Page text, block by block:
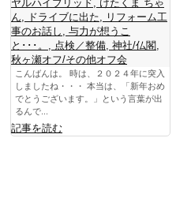
ヤルハイブリッド
けたくま ちゃ
ん
ドライブに出た
リフォーム工
事のお話し
与力が想うこ
と･･･。
点検／整備 神社/仏閣
秋ヶ瀬オフ/その他オフ会
こんばんは。 時は、２０２４年に突入
しましたね・・・ 本当は、「新年おめ
でとうございます。」という言葉が出
るんで...
記事を読む